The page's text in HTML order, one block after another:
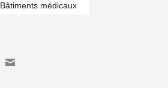
Bâtiments médicaux